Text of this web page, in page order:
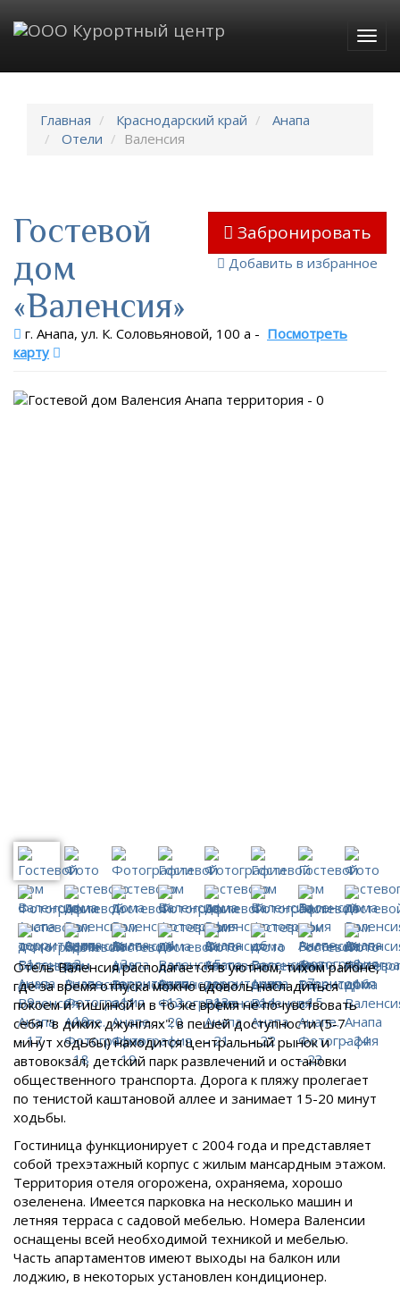
Главная Краснодарский край
Анапа
Отели
Валенсия
Забронировать
Добавить в избранное
Гостевой
дом
«Валенсия»
г. Анапа, ул. К. Соловьяновой, 100 а - Посмотреть
карту
Отель Валенсия располагается в уютном, тихом районе,
где за время отпуска можно вдоволь насладиться
покоем и тишиной и в то же время не почувствовать
себя "в диких джунглях": в пешей доступности (5-7
минут ходьбы) находится центральный рынок и
автовокзал, детский парк развлечений и остановки
общественного транспорта. Дорога к пляжу пролегает
по тенистой каштановой аллее и занимает 15-20 минут
ходьбы.
Гостиница функционирует с 2004 года и представляет
собой трехэтажный корпус с жилым мансардным этажом.
Территория отеля огорожена, охраняема, хорошо
озеленена. Имеется парковка на несколько машин и
летняя терраса с садовой мебелью. Номера Валенсии
оснащены всей необходимой техникой и мебелью.
Часть апартаментов имеют выходы на балкон или
лоджию, в некоторых установлен кондиционер.